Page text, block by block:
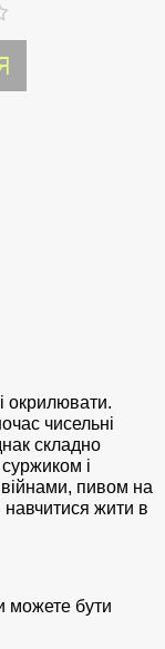
окрилювати.
чисельні
складно
і
пивом на
навчитися жити в
можете бути